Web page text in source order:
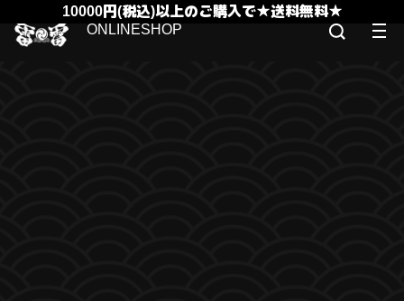
10000円(税込)以上のご購入で★送料無料★
ONLINESHOP